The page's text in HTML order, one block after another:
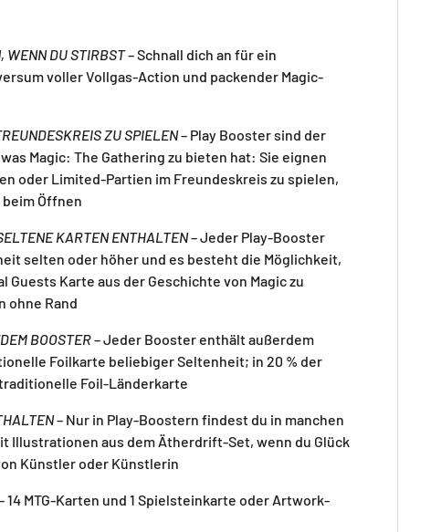
WENN DU STIRBST– Schnall dich an für ein
voller Vollgas-Action und packender Magic-
ZU SPIELEN– Play Booster sind der
Magic: The Gathering zu bieten hat: Sie eignen
oder Limited-Partien im Freundeskreis zu spielen,
beim Öffnen
KARTEN ENTHALTEN– Jeder Play-Booster
selten oder höher und es besteht die Möglichkeit,
Guests Karte aus der Geschichte von Magic zu
ohne Rand
BOOSTER– Jeder Booster enthält außerdem
Foilkarte beliebiger Seltenheit; in 20 % der
Foil-Länderkarte
– Nur in Play-Boostern findest du in manchen
Illustrationen aus dem Ätherdrift-Set, wenn du Glück
Künstler oder Künstlerin
14 MTG-Karten und 1 Spielsteinkarte oder Artwork-